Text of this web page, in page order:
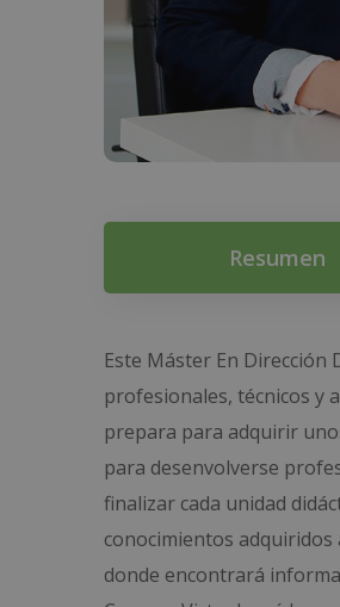
Resumen
Este Máster En Dirección
profesionales, técnicos y
prepara para adquirir
para desenvolverse
finalizar cada unidad
conocimientos adquiridos
donde encontrará